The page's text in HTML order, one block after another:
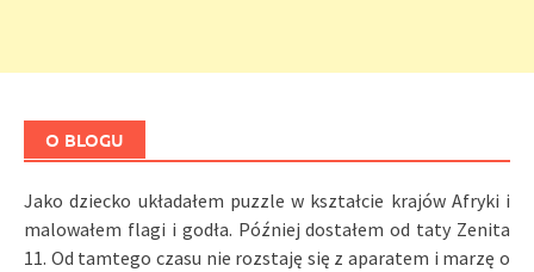
O BLOGU
Jako dziecko układałem puzzle w kształcie krajów Afryki i
malowałem flagi i godła. Później dostałem od taty Zenita
11. Od tamtego czasu nie rozstaję się z aparatem i marzę o